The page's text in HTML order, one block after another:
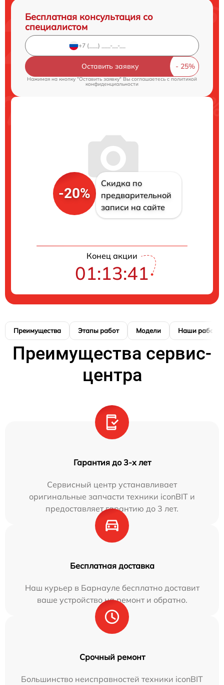
Бесплатная консультация со
специалистом
Оставить заявку
Нажимая на кнопку "Оставить заявку" Вы соглашаетесь cполитикой
конфиденциальности
-20%
Скидка по
предварительной
записи на сайте
Конец акции
01:13:41
Преимущества Этапы работ Модели Наши работы
Преимущества сервис-
центра
Гарантия до 3-х лет
Сервисный центр устанавливает
оригинальные запчасти техники iconBIT и
предоставляет гарантию до 3 лет.
Бесплатная доставка
Наш курьер в Барнауле бесплатно доставит
ваше устройство на ремонт и обратно.
Срочный ремонт
Большинство неисправностей техники iconBIT